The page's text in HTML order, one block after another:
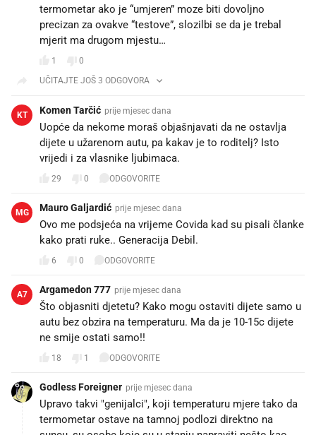
termometar ako je “umjeren” moze biti dovoljno
precizan za ovakve “testove”, slozilbi se da je trebal
mjerit ma drugom mjestu…
1
0
UČITAJTE JOŠ 3 ODGOVORA
KT Komen Tarčić prije mjesec dana
Uopće da nekome moraš objašnjavati da ne ostavlja
dijete u užarenom autu, pa kakav je to roditelj? Isto
vrijedi i za vlasnike ljubimaca.
29 0 ODGOVORITE
MG Mauro Galjardić prije mjesec dana
Ovo me podsjeća na vrijeme Covida kad su pisali članke
kako prati ruke.. Generacija Debil.
6 0 ODGOVORITE
A7 Argamedon 777 prije mjesec dana
Što objasniti djetetu? Kako mogu ostaviti dijete samo u
autu bez obzira na temperaturu. Ma da je 10-15c dijete
ne smije ostati samo!!
18 1 ODGOVORITE
Godless Foreigner prije mjesec dana
Upravo takvi "genijalci", koji temperaturu mjere tako da
termometar ostave na tamnoj podlozi direktno na